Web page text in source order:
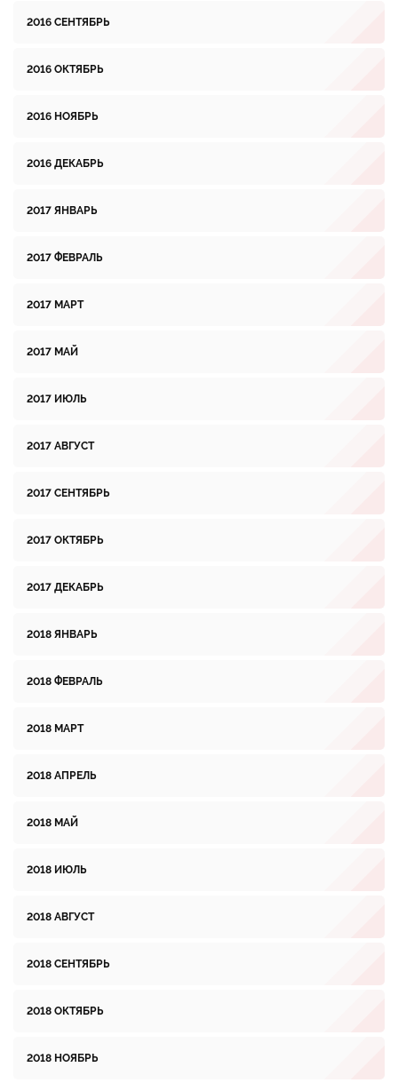
2016 СЕНТЯБРЬ
2016 ОКТЯБРЬ
2016 НОЯБРЬ
2016 ДЕКАБРЬ
2017 ЯНВАРЬ
2017 ФЕВРАЛЬ
2017 МАРТ
2017 МАЙ
2017 ИЮЛЬ
2017 АВГУСТ
2017 СЕНТЯБРЬ
2017 ОКТЯБРЬ
2017 ДЕКАБРЬ
2018 ЯНВАРЬ
2018 ФЕВРАЛЬ
2018 МАРТ
2018 АПРЕЛЬ
2018 МАЙ
2018 ИЮЛЬ
2018 АВГУСТ
2018 СЕНТЯБРЬ
2018 ОКТЯБРЬ
2018 НОЯБРЬ